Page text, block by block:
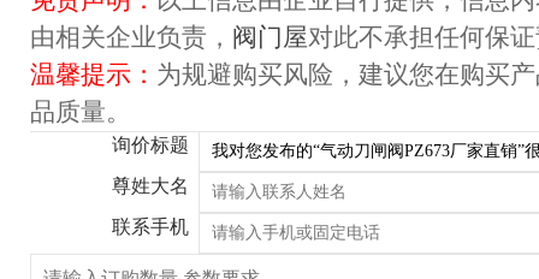
由相关企业负责， 阀门屋对此不承担任何保
温馨提示： 为规避购买风险，建议您在购买
品质量。
询价标题
尊姓大名
联系手机